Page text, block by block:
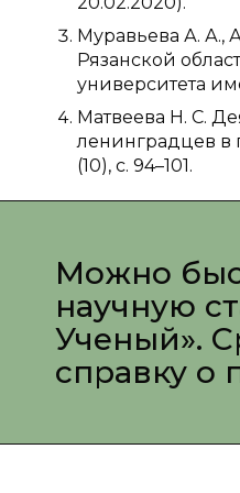
Муравьева А. А.,
Рязанской
университета
Матвеева Н. С.
ленинградцев в
(10), с. 94–101.
Можно
научную
Ученый».
справку о